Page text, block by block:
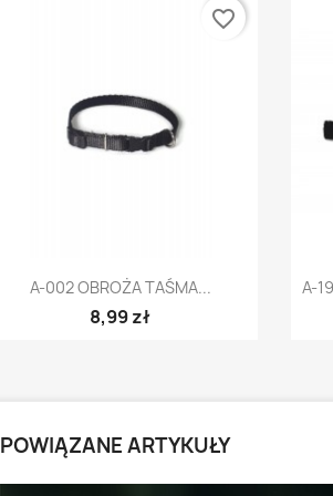
Szybki podgląd
A-002 OBROŻA TAŚMA...
8,99 zł
favorite_border
A-
POWIĄZANE ARTYKUŁY